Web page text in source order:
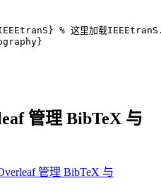
% 这里加载
管理 BibTeX 与
管理 BibTeX 与